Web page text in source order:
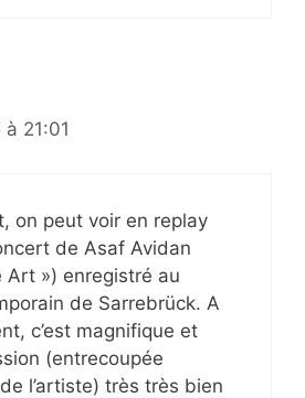
21:01
on peut voir en replay
de Asaf Avidan
Art ») enregistré au
de Sarrebrück. A
c’est magnifique et
(entrecoupée
l’artiste) très très bien